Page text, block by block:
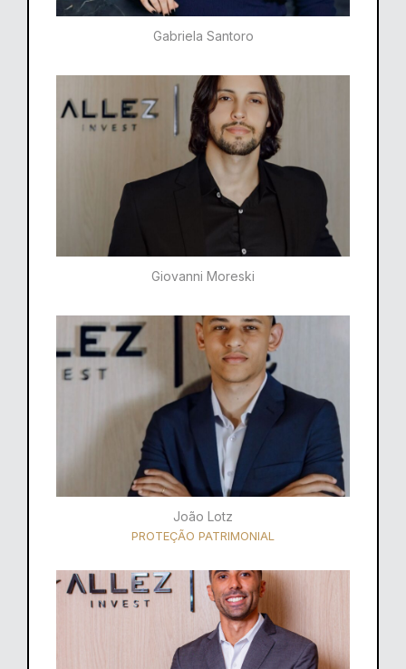
Gabriela Santoro​
Giovanni Moreski
João Lotz
PROTEÇÃO PATRIMONIAL